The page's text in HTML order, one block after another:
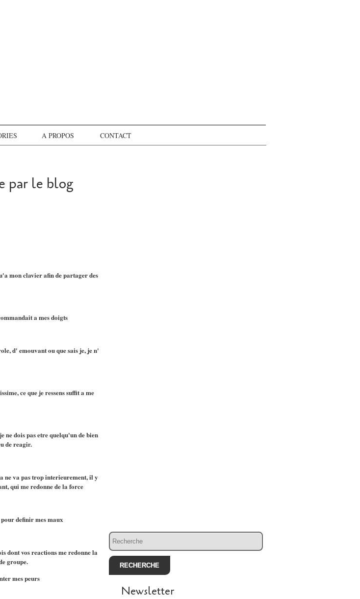
A PROPOS CONTACT
par le blog
mon clavier afin de partager des
a mes doigts
d' emouvant ou que sais je, je n'
ce que je ressens suffit a me
ne dois pas etre quelqu'un de bien
de reagir.
ne va pas trop interieurement, il y
qui me redonne de la force
definir mes maux
dont vos reactions me redonne la
groupe.
mes peurs
Newsletter